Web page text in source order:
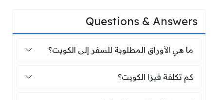
Questions & Answers
ما هي الأوراق المطلوبة للسفر إلى
ما هي الأوراق المطلوبة للسفر إلى الكويت؟
كم تكلفة فيزا الكويت؟
كم تكلفة فيزا الكويت؟